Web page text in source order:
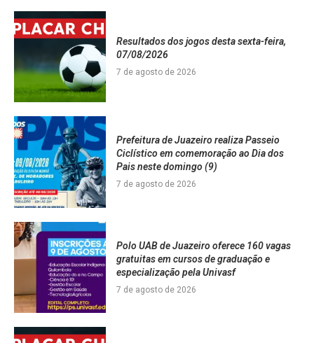
Resultados dos jogos desta sexta-feira,
07/08/2026
7 de agosto de 2026
Prefeitura de Juazeiro realiza Passeio
Ciclístico em comemoração ao Dia dos
Pais neste domingo (9)
7 de agosto de 2026
Polo UAB de Juazeiro oferece 160 vagas
gratuitas em cursos de graduação e
especialização pela Univasf
7 de agosto de 2026